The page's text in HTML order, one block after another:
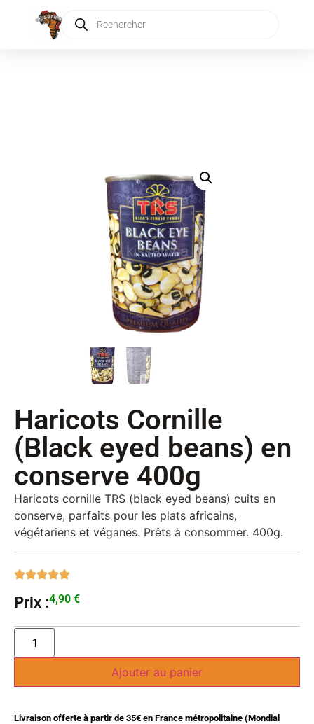
Haricots Cornille
(Black eyed beans) en
conserve 400g
Haricots cornille TRS (black eyed beans) cuits en
conserve, parfaits pour les plats africains,
végétariens et véganes. Prêts à consommer. 400g.
Prix :4,90 €
Ajouter au panier
Livraison offerte à partir de 35€ en France métropolitaine (Mondial